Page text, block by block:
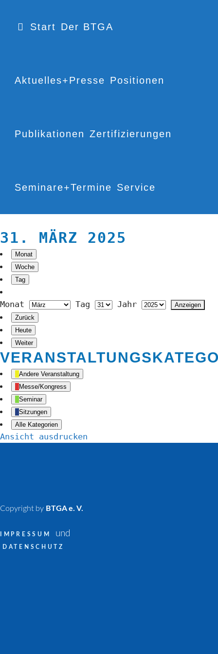
Start Der BTGA
Aktuelles+Presse Positionen
Publikationen Zertifizierungen
Seminare+Termine Service
31. MÄRZ 2025
Monat
Woche
Tag
Monat Tag Jahr
Zurück
Heute
Weiter
Andere Veranstaltung
Messe/Kongress
Seminar
Sitzungen
Alle Kategorien
Ansicht ausdrucken
Copyright by BTGA e. V.
IMPRESSUM und
DATENSCHUTZ